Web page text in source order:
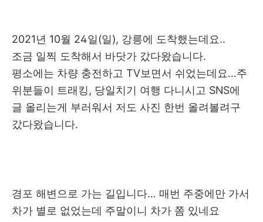
2021년 10월 24일(일), 강릉에 도착했는데요..
조금 일찍 도착해서 바닷가 갔다왔습니다.
평소에는 차량 충전하고 TV보면서 쉬었는데요…주
위분들이 트래킹, 당일치기 여행 다니시고 SNS에
글 올리는게 부러워서 저도 사진 한번 올려볼려구
갔다왔습니다.
경포 해변으로 가는 길입니다… 매번 주중에만 가서
차가 별로 없었는데 주말이니 차가 쫌 있네요